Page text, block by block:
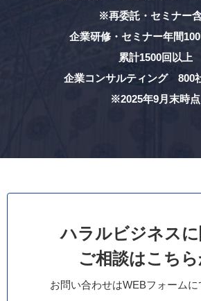
※再委託・セミナー
企業研修・セミナー年間
累計1500回以上
企業コンサルティング
※2025年9月末時点
ハラルビジネス
ご相談はこち
お問い合わせはWEBフォームに